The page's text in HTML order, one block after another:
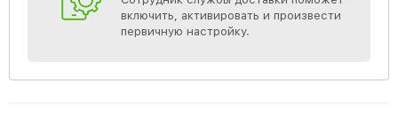
включить, активировать и произвести
первичную настройку.